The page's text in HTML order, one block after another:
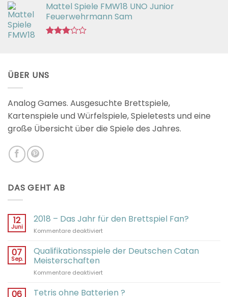
mit
3.00
von 5
Mattel Spiele FMW18 UNO Junior
Feuerwehrmann Sam
ÜBER UNS
Analog Games. Ausgesuchte Brettspiele,
Kartenspiele und Würfelspiele, Spieletests und eine
große Übersicht über die Spiele des Jahres.
DAS GEHT AB
12
Juni
2018 – Das Jahr für den Brettspiel Fan?
Kommentare deaktiviertfür
–
Das
für
Brettspiel
07
Sep.
Qualifikationsspiele der Deutschen Catan
Meisterschaften
Kommentare deaktiviertfür
der
06 Tetris ohne Batterien ?